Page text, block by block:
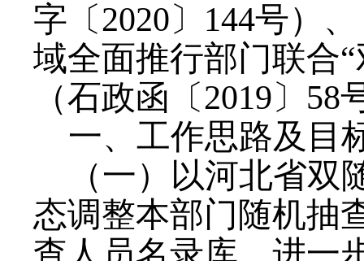
字 〔2020〕144号）
域全面推行部门联合
（石政函〔2019〕58
一、工作思路及目
（一）以河北省
态调整本部门随机抽